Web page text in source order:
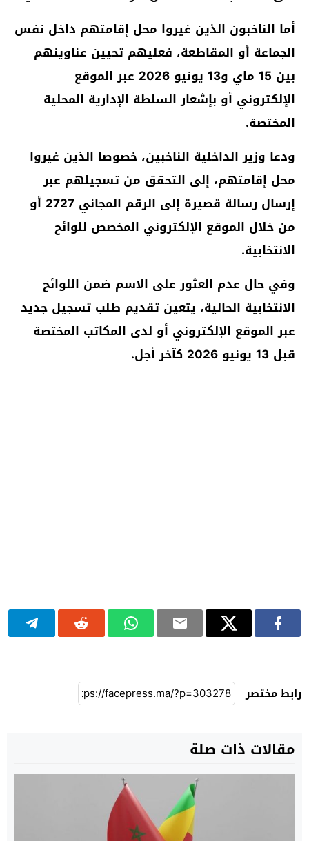
أما الناخبون الذين غيروا محل إقامتهم داخل نفس
الجماعة أو المقاطعة، فعليهم تحيين عناوينهم
بين 15 ماي و13 يونيو 2026 عبر الموقع
الإلكتروني أو بإشعار السلطة الإدارية المحلية
المختصة.
ودعا وزير الداخلية الناخبين، خصوصا الذين غيروا
محل إقامتهم، إلى التحقق من تسجيلهم عبر
إرسال رسالة قصيرة إلى الرقم المجاني 2727 أو
من خلال الموقع الإلكتروني المخصص للوائح
الانتخابية.
وفي حال عدم العثور على الاسم ضمن اللوائح
الانتخابية الحالية، يتعين تقديم طلب تسجيل جديد
عبر الموقع الإلكتروني أو لدى المكاتب المختصة
قبل 13 يونيو 2026 كآخر أجل.
رابط مختصر
مقالات ذات صلة